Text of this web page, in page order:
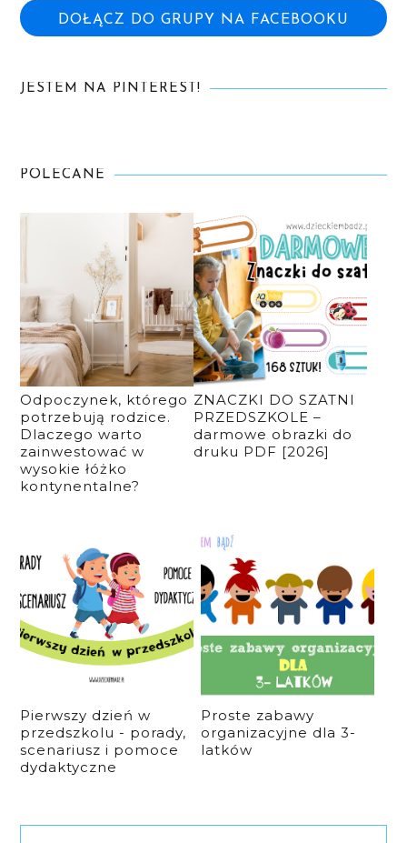
DOŁĄCZ DO GRUPY NA FACEBOOKU
JESTEM NA PINTEREST!
POLECANE
Odpoczynek, którego
potrzebują rodzice.
Dlaczego warto
zainwestować w
wysokie łóżko
kontynentalne?
ZNACZKI DO SZATNI
PRZEDSZKOLE –
darmowe obrazki do
druku PDF [2026]
Pierwszy dzień w
przedszkolu - porady,
scenariusz i pomoce
dydaktyczne
Proste zabawy
organizacyjne dla 3-
latków